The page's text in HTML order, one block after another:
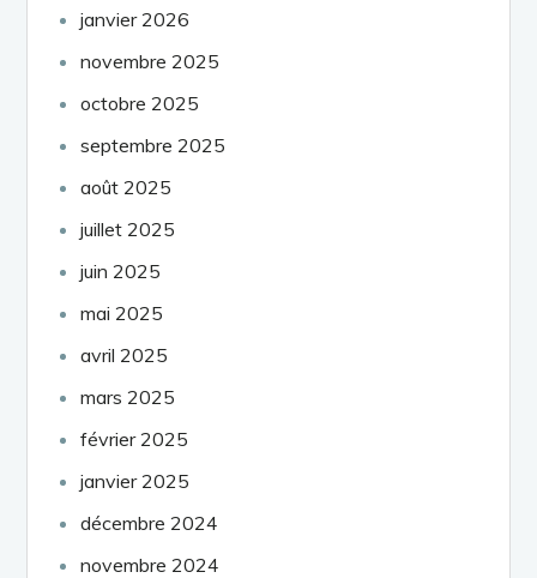
janvier 2026
novembre 2025
octobre 2025
septembre 2025
août 2025
juillet 2025
juin 2025
mai 2025
avril 2025
mars 2025
février 2025
janvier 2025
décembre 2024
novembre 2024